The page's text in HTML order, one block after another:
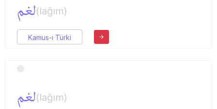
لغم(lağım)
Kamus-ı Türki
لغم(lağım)